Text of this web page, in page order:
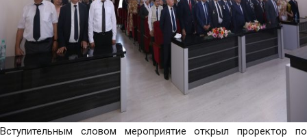
Вступительным словом мероприятие открыл проректор по